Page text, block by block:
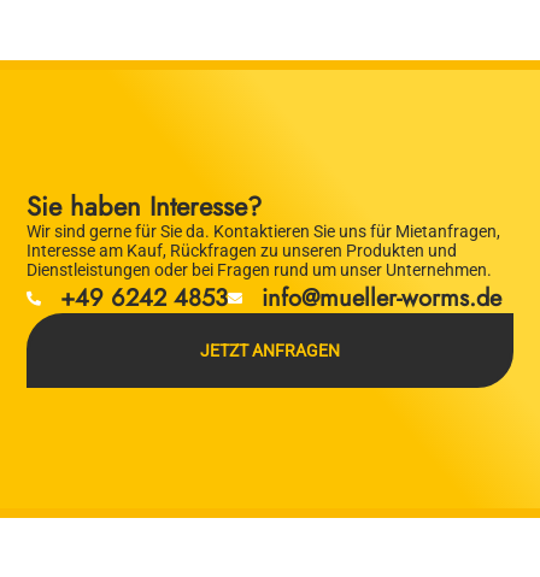
Sie haben Interesse?
Wir sind gerne für Sie da. Kontaktieren Sie uns für Mietanfragen,
Interesse am Kauf, Rückfragen zu unseren Produkten und
Dienstleistungen oder bei Fragen rund um unser Unternehmen.
+49 6242 4853 info@mueller-worms.de
JETZT ANFRAGEN